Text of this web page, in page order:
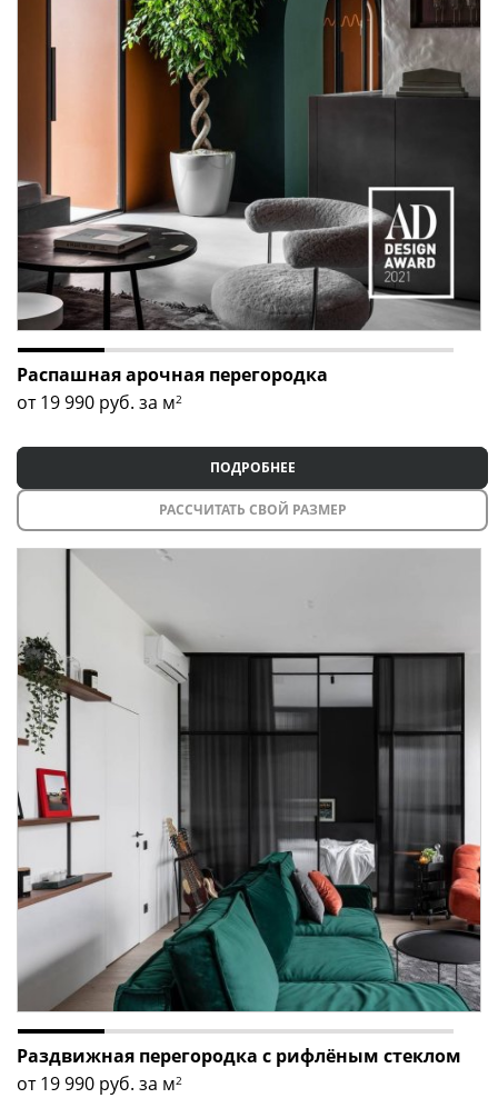
Оставьте заявку прямо сейчас
, чтобы наш менеджер
связался с вами, рассчитал стоимость доставки и
монтажа, а также ответил на все ваши вопросы!
Распашная арочная перегородка
от 19 990 руб. за м2
ПОДРОБНЕЕ
РАССЧИТАТЬ СВОЙ РАЗМЕР
Раздвижная перегородка с рифлёным стеклом
от 19 990 руб. за м2